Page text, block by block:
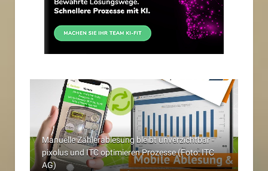
Manuelle Zählerablesung bleibt unverzichtbar -
pixolus und ITC optimieren Prozesse (Foto: ITC
AG)